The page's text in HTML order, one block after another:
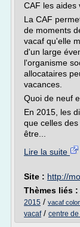
CAF les aides
La CAF
de moments
vacaf qu'elle
d'un large
l'organisme
allocataires
vacances.
Quoi de neuf
En 2015, les
que celles
être...
Lire la suite
Site : http://
Thèmes liés :
2015 / vacaf
vacaf/ centre